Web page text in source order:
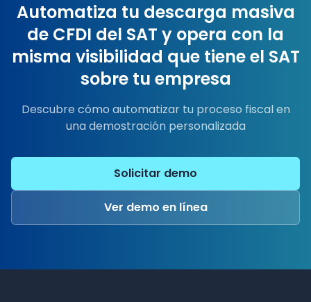
Automatiza tu descarga masiva
de CFDI del SAT y opera con la
misma visibilidad que tiene el SAT
sobre tu empresa
Descubre cómo automatizar tu proceso fiscal en
una demostración personalizada
Solicitar demo
Ver demo en línea